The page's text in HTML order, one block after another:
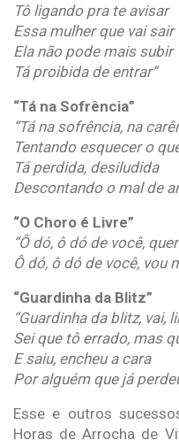
Tô ligando pra te avisar
Essa mulher que vai sair
Ela não pode mais subir
Tá proibida de entrar”
“Tá na Sofrência”
“Tá na sofrência, na
Tentando esquecer o
Tá perdida, desiludida
Descontando o mal de
“O Choro é Livre”
“Ô dó, ô dó de você,
Ô dó, ô dó de você, vou
“Guardinha da Blitz”
“Guardinha da blitz, vai,
Sei que tô errado, mas
E saiu, encheu a cara
Por alguém que já
Esse e outros
Horas de Arrocha de